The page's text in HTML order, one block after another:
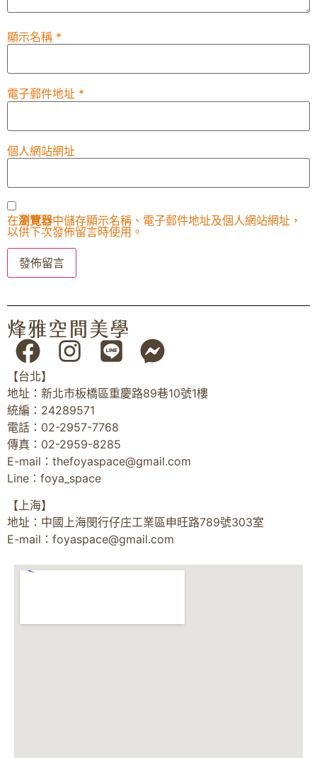
顯示名稱 *
電子郵件地址 *
個人網站網址
在瀏覽器中儲存顯示名稱、電子郵件地址及個人網站網址，
以供下次發佈留言時使用。
【台北】
地址：新北市板橋區重慶路89巷10號1樓
統編：24289571
電話：02-2957-7768
傳真：02-2959-8285
E-mail： thefoyaspace@gmail.com
Line：foya_space
【上海】
地址：中國上海閔行仔庄工業區申旺路789號303室
E-mail： foyaspace@gmail.com